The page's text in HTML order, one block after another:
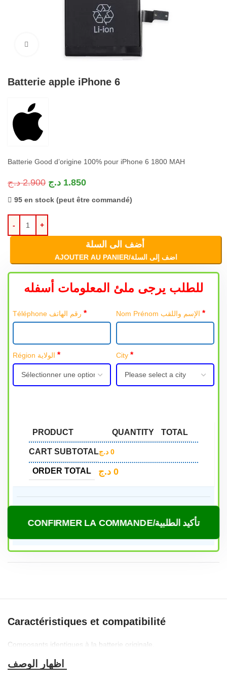
Batterie apple iPhone 6
Batterie Good d’origine 100% pour iPhone 6 1800 MAH
2.900 د.ج 1.850 د.ج
95 en stock (peut être commandé)
أضف الى السلة
AJOUTER AU PANIER/اضف إلى السلة
للطلب يرجى ملئ المعلومات أسفله
Téléphone رقم الهاتف* *
Région الولاية* City *
PRODUCT QUANTITY TOTAL
CART SUBTOTAL 0 د.ج
ORDER TOTAL 0 د.ج
CONFIRMER LA COMMANDE/تأكيد الطلبية
Caractéristiques et compatibilité
Composants identiques à la batterie originale,